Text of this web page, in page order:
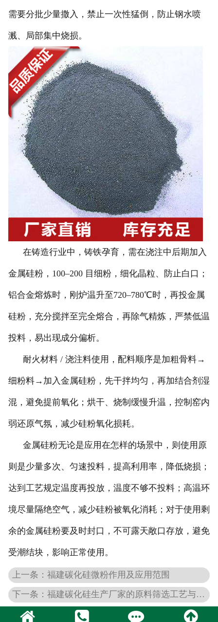
需要分批少量撒入，禁止一次性猛倒，防止钢水喷
溅、局部集中烧损。
在铸造行业中，铸铁孕育，需在浇注中后期加入
金属硅粉，100–200 目细粉，细化晶粒、防止白口；
铝合金熔炼时，刚炉温升至720–780℃时，再投金属
硅粉，充分搅拌至完全熔合，再除气精炼，严禁低温
投料，易出现成分偏析。
耐火材料 / 浇注料使用，配料顺序是加粗骨料→
细粉料→加入金属硅粉，先干拌均匀，再加结合剂湿
混，避免提前氧化；烘干、烧制缓慢升温，控制窑内
弱还原气氛，减少硅粉氧化损耗。
金属硅粉无论是应用在怎样的场景中，则使用原
则是少量多次、匀速投料，提高利用率，降低烧损；
达到工艺规定温度再投放，温度不够不投料；高温环
境尽量隔绝空气，减少硅粉被氧化消耗；对于使用剩
余的金属硅粉要及时封口，不可露天敞口存放，避免
受潮结块，影响正常使用。
上一条：福建碳化硅微粉作用及应用范围
下一条：福建碳化硅生产厂家的原料筛选工艺与标准